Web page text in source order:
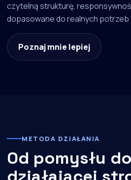
czytelną strukturę,
dopasowane do realnych potrzeb
Poznaj mnie lepiej
METODA DZIAŁANIA
Od pomysłu do